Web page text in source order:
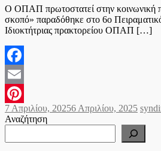
Ο ΟΠΑΠ πρωτοστατεί στην
σκοπό» παραδόθηκε στο 6ο
Ιδιοκτήτριας πρακτορείου ΟΠΑΠ […]
Facebook
Email
Pinterest
Posted
on
7 Απριλίου, 20256 Απριλίου, 2025
Αναζήτηση